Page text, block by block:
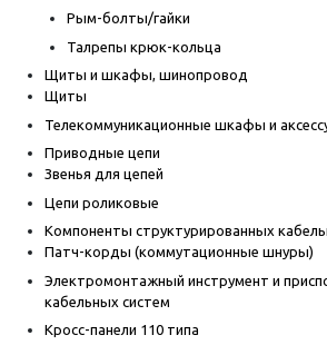
Рым-болты/гайки
Талрепы крюк-кольца
Щиты и шкафы, шинопровод
Щиты
Телекоммуникационные шкафы и
Приводные цепи
Звенья для цепей
Цепи роликовые
Компоненты структурированных
Патч-корды (коммутационные шнуры)
Электромонтажный инструмент и
кабельных систем
Кросс-панели 110 типа